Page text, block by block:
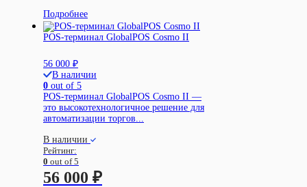
Подробнее
POS-терминал GlobalPOS Cosmo II
56 000 ₽
В наличии
0 out of 5
POS-терминал GlobalPOS Cosmo II —
это высокотехнологичное решение для
автоматизации торгов...
В наличии
Рейтинг:
0 out of 5
56 000 ₽